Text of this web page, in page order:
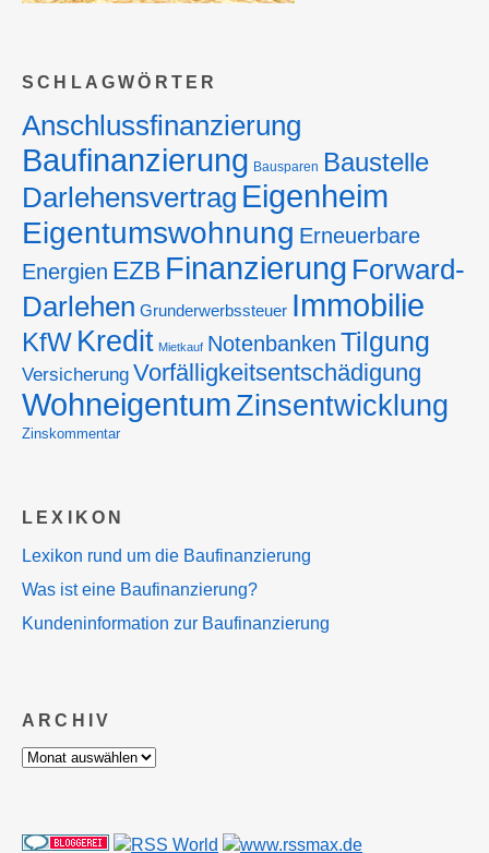
SCHLAGWÖRTER
Anschlussfinanzierung
Baufinanzierung Bausparen Baustelle
Darlehensvertrag Eigenheim
Eigentumswohnung Erneuerbare
Energien EZB Finanzierung Forward-
Darlehen Grunderwerbssteuer Immobilie
KfW Kredit Mietkauf Notenbanken Tilgung
Versicherung Vorfälligkeitsentschädigung
WohneigentumZinsentwicklung
Zinskommentar
LEXIKON
Lexikon rund um die Baufinanzierung
Was ist eine Baufinanzierung?
Kundeninformation zur Baufinanzierung
ARCHIV